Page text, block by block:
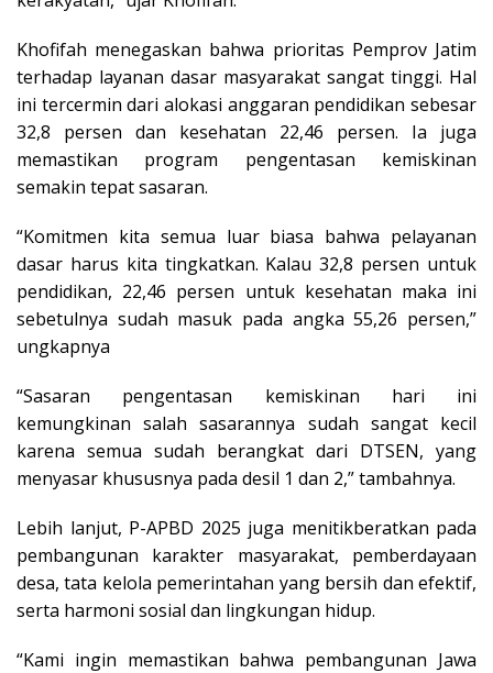
Khofifah menegaskan bahwa prioritas Pemprov Jatim
terhadap layanan dasar masyarakat sangat tinggi. Hal
ini tercermin dari alokasi anggaran pendidikan sebesar
32,8 persen dan kesehatan 22,46 persen. Ia juga
memastikan program pengentasan kemiskinan
semakin tepat sasaran.
“Komitmen kita semua luar biasa bahwa pelayanan
dasar harus kita tingkatkan. Kalau 32,8 persen untuk
pendidikan, 22,46 persen untuk kesehatan maka ini
sebetulnya sudah masuk pada angka 55,26 persen,”
ungkapnya
“Sasaran pengentasan kemiskinan hari ini
kemungkinan salah sasarannya sudah sangat kecil
karena semua sudah berangkat dari DTSEN, yang
menyasar khususnya pada desil 1 dan 2,” tambahnya.
Lebih lanjut, P-APBD 2025 juga menitikberatkan pada
pembangunan karakter masyarakat, pemberdayaan
desa, tata kelola pemerintahan yang bersih dan efektif,
serta harmoni sosial dan lingkungan hidup.
“Kami ingin memastikan bahwa pembangunan Jawa